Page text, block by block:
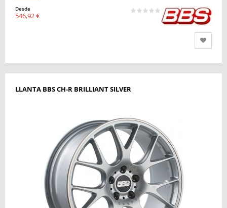
Desde
546,92 €
LLANTA BBS CH-R BRILLIANT SILVER